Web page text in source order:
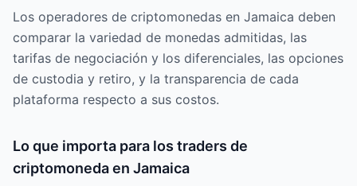
Los operadores de criptomonedas en Jamaica deben
comparar la variedad de monedas admitidas, las
tarifas de negociación y los diferenciales, las opciones
de custodia y retiro, y la transparencia de cada
plataforma respecto a sus costos.
Lo que importa para los traders de
criptomoneda en Jamaica